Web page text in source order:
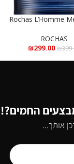
Rochas L’Homme
100 מ”ל
ROCHAS
₪
₪299.00
החמים?!
אותך...